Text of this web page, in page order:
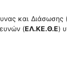
και Διάσωσης
(ΕΛ.ΚΕ.Θ.Ε)